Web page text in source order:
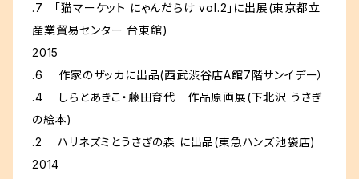
.7 「猫マーケット にゃんだらけ vol.2」に出展(東京都立
産業貿易センター 台東館)
2015
.6 作家のザッカに出品(西武渋谷店A館7階サンイデー）
.4 しらとあきこ・藤田育代 作品原画展(下北沢 うさぎ
の絵本)
.2 ハリネズミとうさぎの森 に出品(東急ハンズ池袋店)
2014